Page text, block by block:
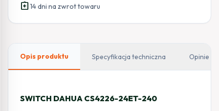
assignment_return14 dni na zwrot towaru
Opis produktu Specyfikacja techniczna Opinie
SWITCH DAHUA CS4226-24ET-240